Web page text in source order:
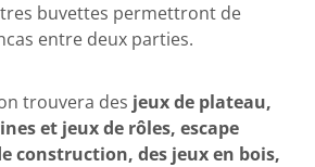
buvettes permettront de
entre deux parties.
trouvera des jeux de plateau,
et jeux de rôles, escape
construction, des jeux en bois,